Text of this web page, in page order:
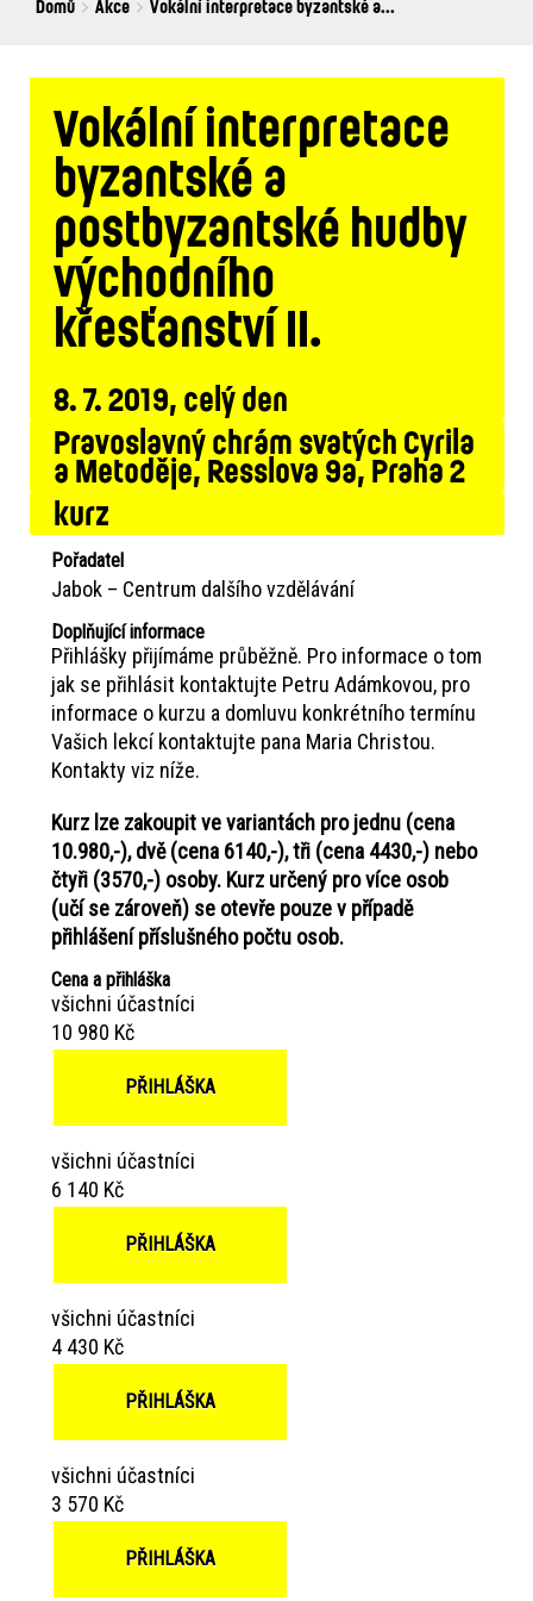
Breadcrumbs
You
Domů Akce Vokální interpretace byzantské a...
Vokální interpretace
byzantské a
postbyzantské hudby
východního
křesťanství II.
8. 7. 2019, celý den
Pravoslavný chrám svatých Cyrila
a Metoděje, Resslova 9a, Praha 2
kurz
Pořadatel
Jabok – Centrum dalšího vzdělávání
Doplňující informace
Přihlášky přijímáme průběžně. Pro informace o tom
jak se přihlásit kontaktujte Petru Adámkovou, pro
informace o kurzu a domluvu konkrétního termínu
Vašich lekcí kontaktujte pana Maria Christou.
Kontakty viz níže.
Kurz lze zakoupit ve variantách pro jednu (cena
10.980,-), dvě (cena 6140,-), tři (cena 4430,-) nebo
čtyři (3570,-) osoby. Kurz určený pro více osob
(učí se zároveň) se otevře pouze v případě
přihlášení příslušného počtu osob.
Cena a přihláška
všichni účastníci
10 980 Kč
PŘIHLÁŠKA
všichni účastníci
6 140 Kč
PŘIHLÁŠKA
všichni účastníci
4 430 Kč
PŘIHLÁŠKA
všichni účastníci
3 570 Kč
PŘIHLÁŠKA